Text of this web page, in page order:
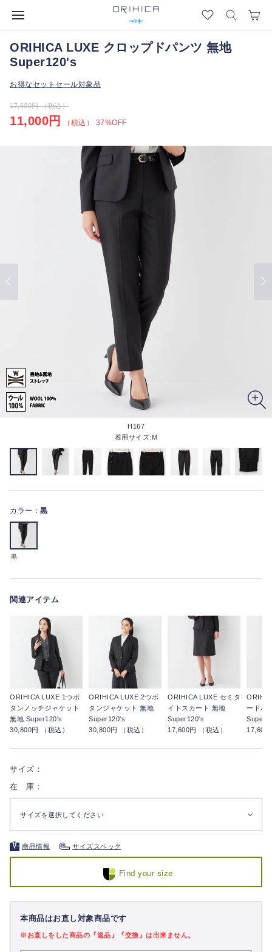
ORIHICA LUXE クロップドパンツ 無地
Super120's
お得なセットセール対象品
17,600円 （税込）
11,000円 （税込） 37%OFF
H167
着用サイズ:M
カラー： 黒
黒
関連アイテム
ORIHICA LUXE 1つボ
タンノッチジャケット
無地 Super120's
30,800円 （税込）
ORIHICA LUXE 2つボ
タンジャケット 無地
Super120's
30,800円 （税込）
ORIHICA LUXE セミタ
イトスカート 無地
Super120's
17,600円 （税込）
ードパ
17,600
サイズ：
在 庫：
サイズを選択してください
商品情報 サイズスペック
Find your size
本商品はお直し対象商品です
※お直しをした商品の『返品』『交換』は出来ません。